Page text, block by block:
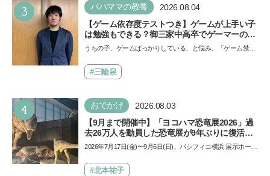
3 パパママの教養 2026.08.04
【ゲーム依存度テストつき】ゲームが上手い子
は勉強もできる？御三家中高卒でゲーマーの医
師・阿部智史さんが教えるゲームしながら受験
うちの子、ゲームばっかりしている、と悩み、「ゲーム禁
も…
#三輪泉
4 おでかけ 2026.08.03
【9月まで開催中】「ヨコハマ恐竜展2026」過
去26万人を動員した恐竜展が9年ぶりに復活！
夏休みのおでかけで楽しむポイントを完全ガイ
2026年7月17日(金)〜9月6日(日)、パシフィコ横浜 展示ホール
催…
#北本祐子